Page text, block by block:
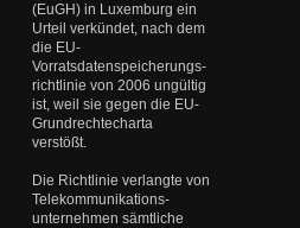
(EuGH) in Luxemburg ein
Urteil verkündet, nach dem
die EU-
Vorratsdatenspeicherungs-
richtlinie von 2006 ungültig
ist, weil sie gegen die EU-
Grundrechtecharta
verstößt.
Die Richtlinie verlangte von
Telekommunikations-
unternehmen sämtliche